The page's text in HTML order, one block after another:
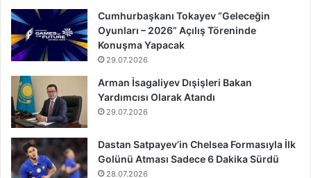
Cumhurbaşkanı Tokayev “Geleceğin
Oyunları – 2026” Açılış Töreninde
Konuşma Yapacak
29.07.2026
Arman İsagaliyev Dışişleri Bakan
Yardımcısı Olarak Atandı
29.07.2026
Dastan Satpayev’in Chelsea Formasıyla İlk
Golünü Atması Sadece 6 Dakika Sürdü
28.07.2026